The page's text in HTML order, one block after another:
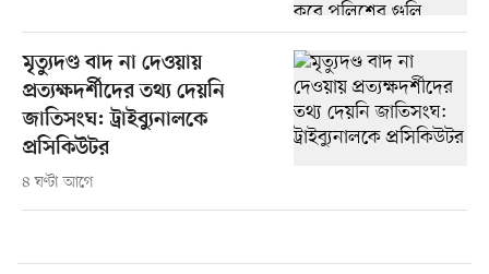
মৃত্যুদণ্ড বাদ না দেওয়ায়
প্রত্যক্ষদর্শীদের তথ্য দেয়নি
জাতিসংঘ: ট্রাইব্যুনালকে
প্রসিকিউটর
৪ ঘণ্টা আগে